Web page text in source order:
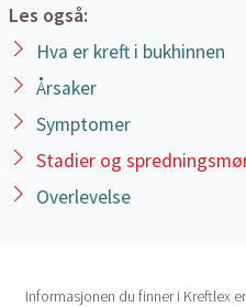
Les også:
Hva er kreft i bukhinnen
Årsaker
Symptomer
Stadier og
Overlevelse
Informasjonen du finner i Kreftlex